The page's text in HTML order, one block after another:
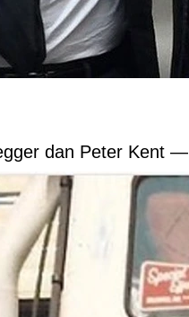
dan Peter Kent —